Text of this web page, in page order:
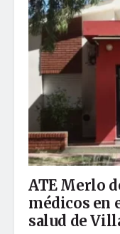
ATE Merlo
médicos en
salud de